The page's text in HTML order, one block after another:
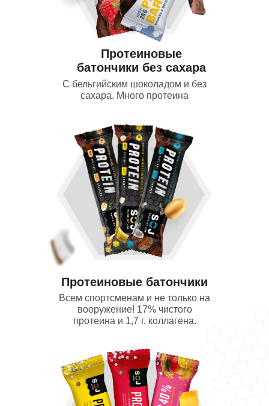
Протеиновые
батончики без сахара
С бельгийским шоколадом и без
сахара. Много протеина
Протеиновые батончики
Всем спортсменам и не только на
вооружение! 17% чистого
протеина и 1,7 г. коллагена.